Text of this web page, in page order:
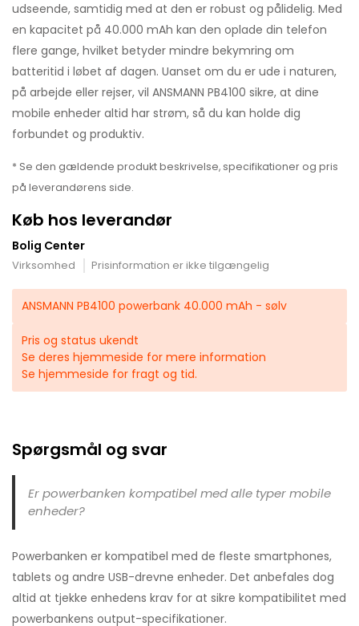
udseende, samtidig med at den er robust og pålidelig. Med
en kapacitet på 40.000 mAh kan den oplade din telefon
flere gange, hvilket betyder mindre bekymring om
batteritid i løbet af dagen. Uanset om du er ude i naturen,
på arbejde eller rejser, vil ANSMANN PB4100 sikre, at dine
mobile enheder altid har strøm, så du kan holde dig
forbundet og produktiv.
* Se den gældende produkt beskrivelse, specifikationer og pris
på leverandørens side.
Køb hos leverandør
Bolig Center
Virksomhed Prisinformation er ikke tilgængelig
ANSMANN PB4100 powerbank 40.000 mAh - sølv
Pris og status ukendt
Se deres hjemmeside for mere information
Se hjemmeside for fragt og tid.
Spørgsmål og svar
Er powerbanken kompatibel med alle typer mobile
enheder?
Powerbanken er kompatibel med de fleste smartphones,
tablets og andre USB-drevne enheder. Det anbefales dog
altid at tjekke enhedens krav for at sikre kompatibilitet med
powerbankens output-specifikationer.